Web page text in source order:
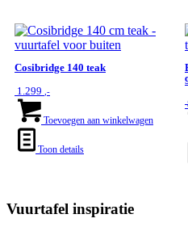
Cosibridge 140 teak
1.299 ,-
Toevoegen aan winkelwagen
Toon details
Vuurtafel inspiratie